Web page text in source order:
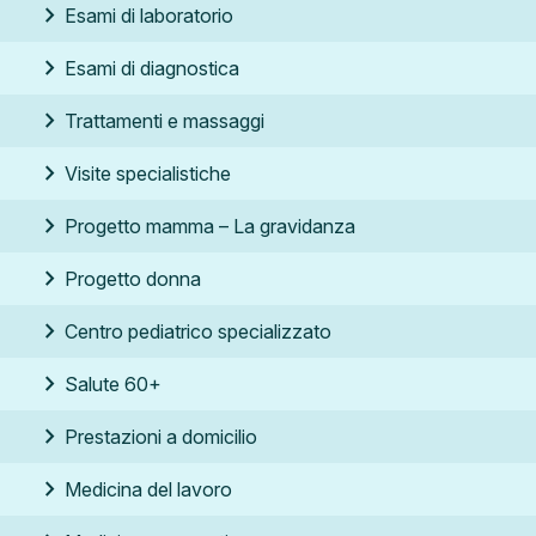
chevron_right Esami di laboratorio
chevron_right Esami di diagnostica
chevron_right Trattamenti e massaggi
chevron_right Visite specialistiche
chevron_right Progetto mamma – La gravidanza
chevron_right Progetto donna
chevron_right Centro pediatrico specializzato
chevron_right Salute 60+
chevron_right Prestazioni a domicilio
chevron_right Medicina del lavoro